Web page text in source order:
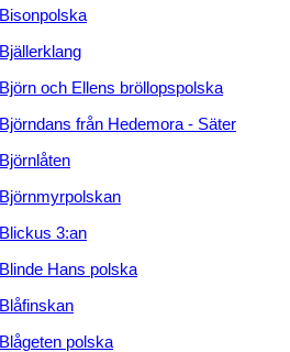
Bisonpolska
Bjällerklang
Björn och Ellens bröllopspolska
Björndans från Hedemora - Säter
Björnlåten
Björnmyrpolskan
Blickus 3:an
Blinde Hans polska
Blåfinskan
Blågeten polska